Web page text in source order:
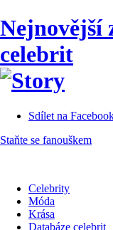
Nejnovější
celebrit
Sdílet na
Staňte se fanouškem
Celebrity
Móda
Krása
Databáze celebrit